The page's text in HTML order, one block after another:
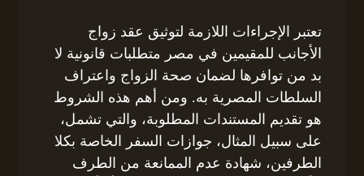
تعتبر الإجراءات اللازمة لتوثيق عقد زواج
الأجانب للمقيمين في مصر متطلبات قانونية لا
بد من توافرها لضمان صحة الزواج واعتراف
السلطات المصرية به. ومن أهم هذه الشروط
هو تقديم المستندات المطلوبة، والتي تشمل،
على سبيل المثال، جوازات السفر الخاصة بكلا
الطرفين، شهادة عدم الممانعة من الطرف